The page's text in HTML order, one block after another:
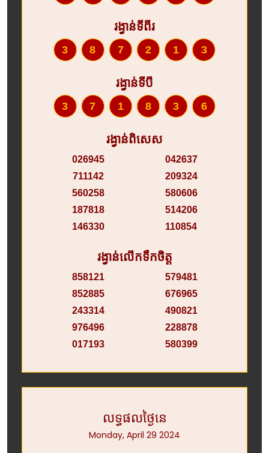
រង្វាន់ទីពីរ
387213
រង្វាន់ទីបី
371836
រង្វាន់ពិសេស
026945
711142
560258
187818
146330
042637
209324
580606
514206
110854
រង្វាន់លើកទឹកចិត្ត
858121
852885
243314
976496
017193
579481
676965
490821
228878
580399
លទ្ធផលថ្ងៃនេ
Monday, April 29 2024